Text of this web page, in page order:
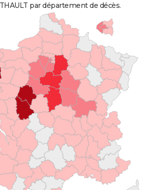
par département de décès.